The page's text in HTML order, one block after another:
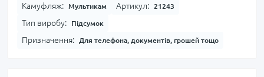
Камуфляж: Мультикам Артикул: 21243
Тип виробу: Підсумок
Призначення: Для телефона, документів, грошей тощо